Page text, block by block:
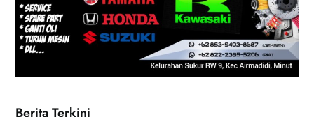
Berita Terkini